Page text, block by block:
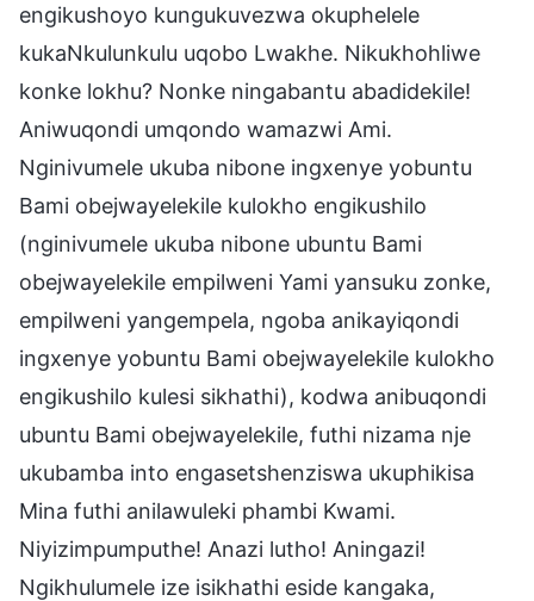
engikushoyo kungukuvezwa okuphelele
kukaNkulunkulu uqobo Lwakhe. Nikukhohliwe
konke lokhu? Nonke ningabantu abadidekile!
Aniwuqondi umqondo wamazwi Ami.
Nginivumele ukuba nibone ingxenye yobuntu
Bami obejwayelekile kulokho engikushilo
(nginivumele ukuba nibone ubuntu Bami
obejwayelekile empilweni Yami yansuku zonke,
empilweni yangempela, ngoba anikayiqondi
ingxenye yobuntu Bami obejwayelekile kulokho
engikushilo kulesi sikhathi), kodwa anibuqondi
ubuntu Bami obejwayelekile, futhi nizama nje
ukubamba into engasetshenziswa ukuphikisa
Mina futhi anilawuleki phambi Kwami.
Niyizimpumputhe! Anazi lutho! Aningazi!
Ngikhulumele ize isikhathi eside kangaka,